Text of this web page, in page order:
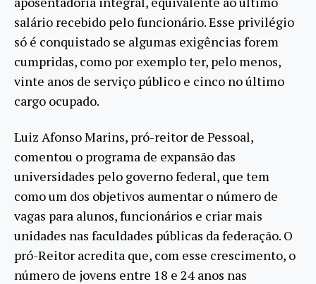
salário recebido pelo funcionário. Esse privilégio
só é conquistado se algumas exigências forem
cumpridas, como por exemplo ter, pelo menos,
vinte anos de serviço público e cinco no último
cargo ocupado.
Luiz Afonso Marins, pró-reitor de Pessoal,
comentou o programa de expansão das
universidades pelo governo federal, que tem
como um dos objetivos aumentar o número de
vagas para alunos, funcionários e criar mais
unidades nas faculdades públicas da federação. O
pró-Reitor acredita que, com esse crescimento, o
número de jovens entre 18 e 24 anos nas